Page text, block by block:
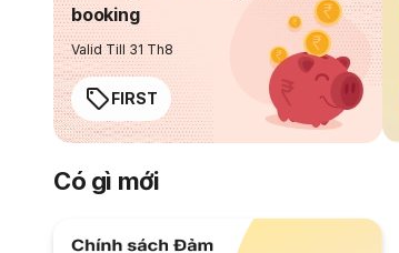
booking
Valid Till 31 Th8
FIRST
Có gì mới